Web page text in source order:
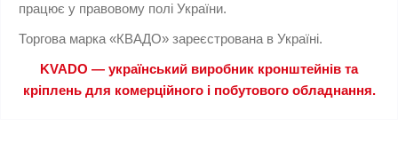
працює у правовому полі України.
Торгова марка «КВАДО» зареєстрована в Україні.
KVADO — український виробник кронштейнів та
кріплень для комерційного і побутового обладнання.